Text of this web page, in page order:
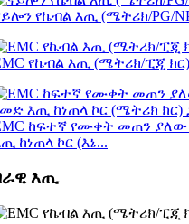
የኬብል እጢ (ሜትሪክ/PG/
የኬብል እጢ (ሜትሪክ/ፒጂ ክር)
ከፍተኛ የሙቀት መጠን ያለው
ከነጠላ ኮር (እኔ...
እጢ